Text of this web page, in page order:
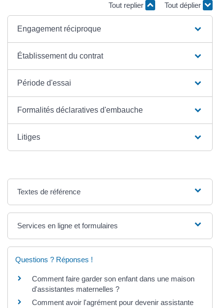
Tout replier Tout déplier
Engagement réciproque
Établissement du contrat
Période d'essai
Formalités déclaratives d'embauche
Litiges
Textes de référence
Services en ligne et formulaires
Questions ? Réponses !
Comment faire garder son enfant dans une maison
d'assistantes maternelles ?
Comment avoir l'agrément pour devenir assistante